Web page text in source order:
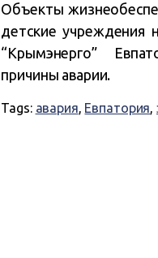
Объекты
детские учреждения
“Крымэнерго”
причины аварии.
Tags: авария, Евпатория,